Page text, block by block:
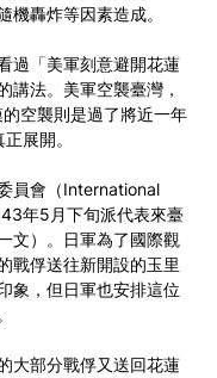
轟炸等因素造成。
過「美軍刻意避開花蓮
講法。美軍空襲臺灣，
空襲則是過了將近一年
展開。
員會（International
年5月下旬派代表來臺
文）。日軍為了國際觀
戰俘送往新開設的玉里
象，但日軍也安排這位
大部分戰俘又送回花蓮